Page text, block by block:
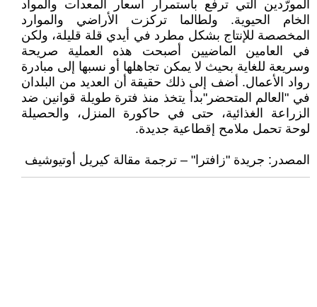
المورّدين التي ترفع باستمرار أسعار المعدات والمواد
الخام الحيوية. ولطالما تركزت الأراضي والموارد
المخصصة للإنتاج بشكل مطرد في أيدي قلة قليلة، ولكن
في العامين الماضيين أصبحت هذه العملية صريحة
وسريعة للغاية بحيث لا يمكن تجاهلها أو نسبها إلى مبادرة
رواد الأعمال. أضف إلى ذلك حقيقة أن العديد من البلدان
في "العالم المتحضر"بدأ يتخذ منذ فترة طويلة قوانين ضد
الزراعة الغذائية، حتى في حاكورة المنزل، والحصيلة
لوحة تحمل ملامح إقطاعية جديدة.
المصدر: جريدة "زافترا" – ترجمة مقالة كيريل أوتيوشيف